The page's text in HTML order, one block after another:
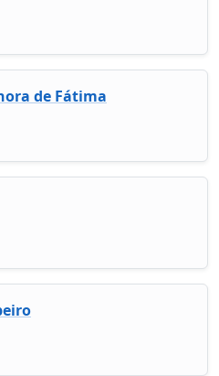
de Fátima